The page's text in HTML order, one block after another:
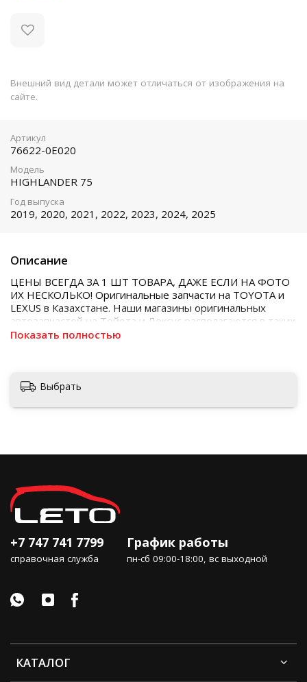
Внешний вид детали может отличаться от изображения на
сайте.
Описание
ЦЕНЫ ВСЕГДА ЗА 1 ШТ ТОВАРА, ДАЖЕ ЕСЛИ НА ФОТО
ИХ НЕСКОЛЬКО! Оригинальные запчасти на TOYOTA и
LEXUS в Казахстане. Наши магазины оригинальных
автозапчастей на Тойота и Лексус располагаются в таких
городах как Алматы, Астана, Шымкент, Кызылорда и
Показать полностью
Артикул
76622-0E020
Модель
HIGHLANDER 75
Год выпуска
2019, 2020, 2021, 2022, 2023, 2024, 2025
Выбрать
КАТАЛОГ
+7 747 741 7799
справочная служба
График работы
пн-сб 09:00-18:00, вс выходной